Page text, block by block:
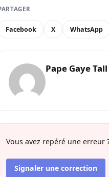
Facebook X WhatsApp
Pape Gaye Tall
Vous avez repéré une
Signaler une correction